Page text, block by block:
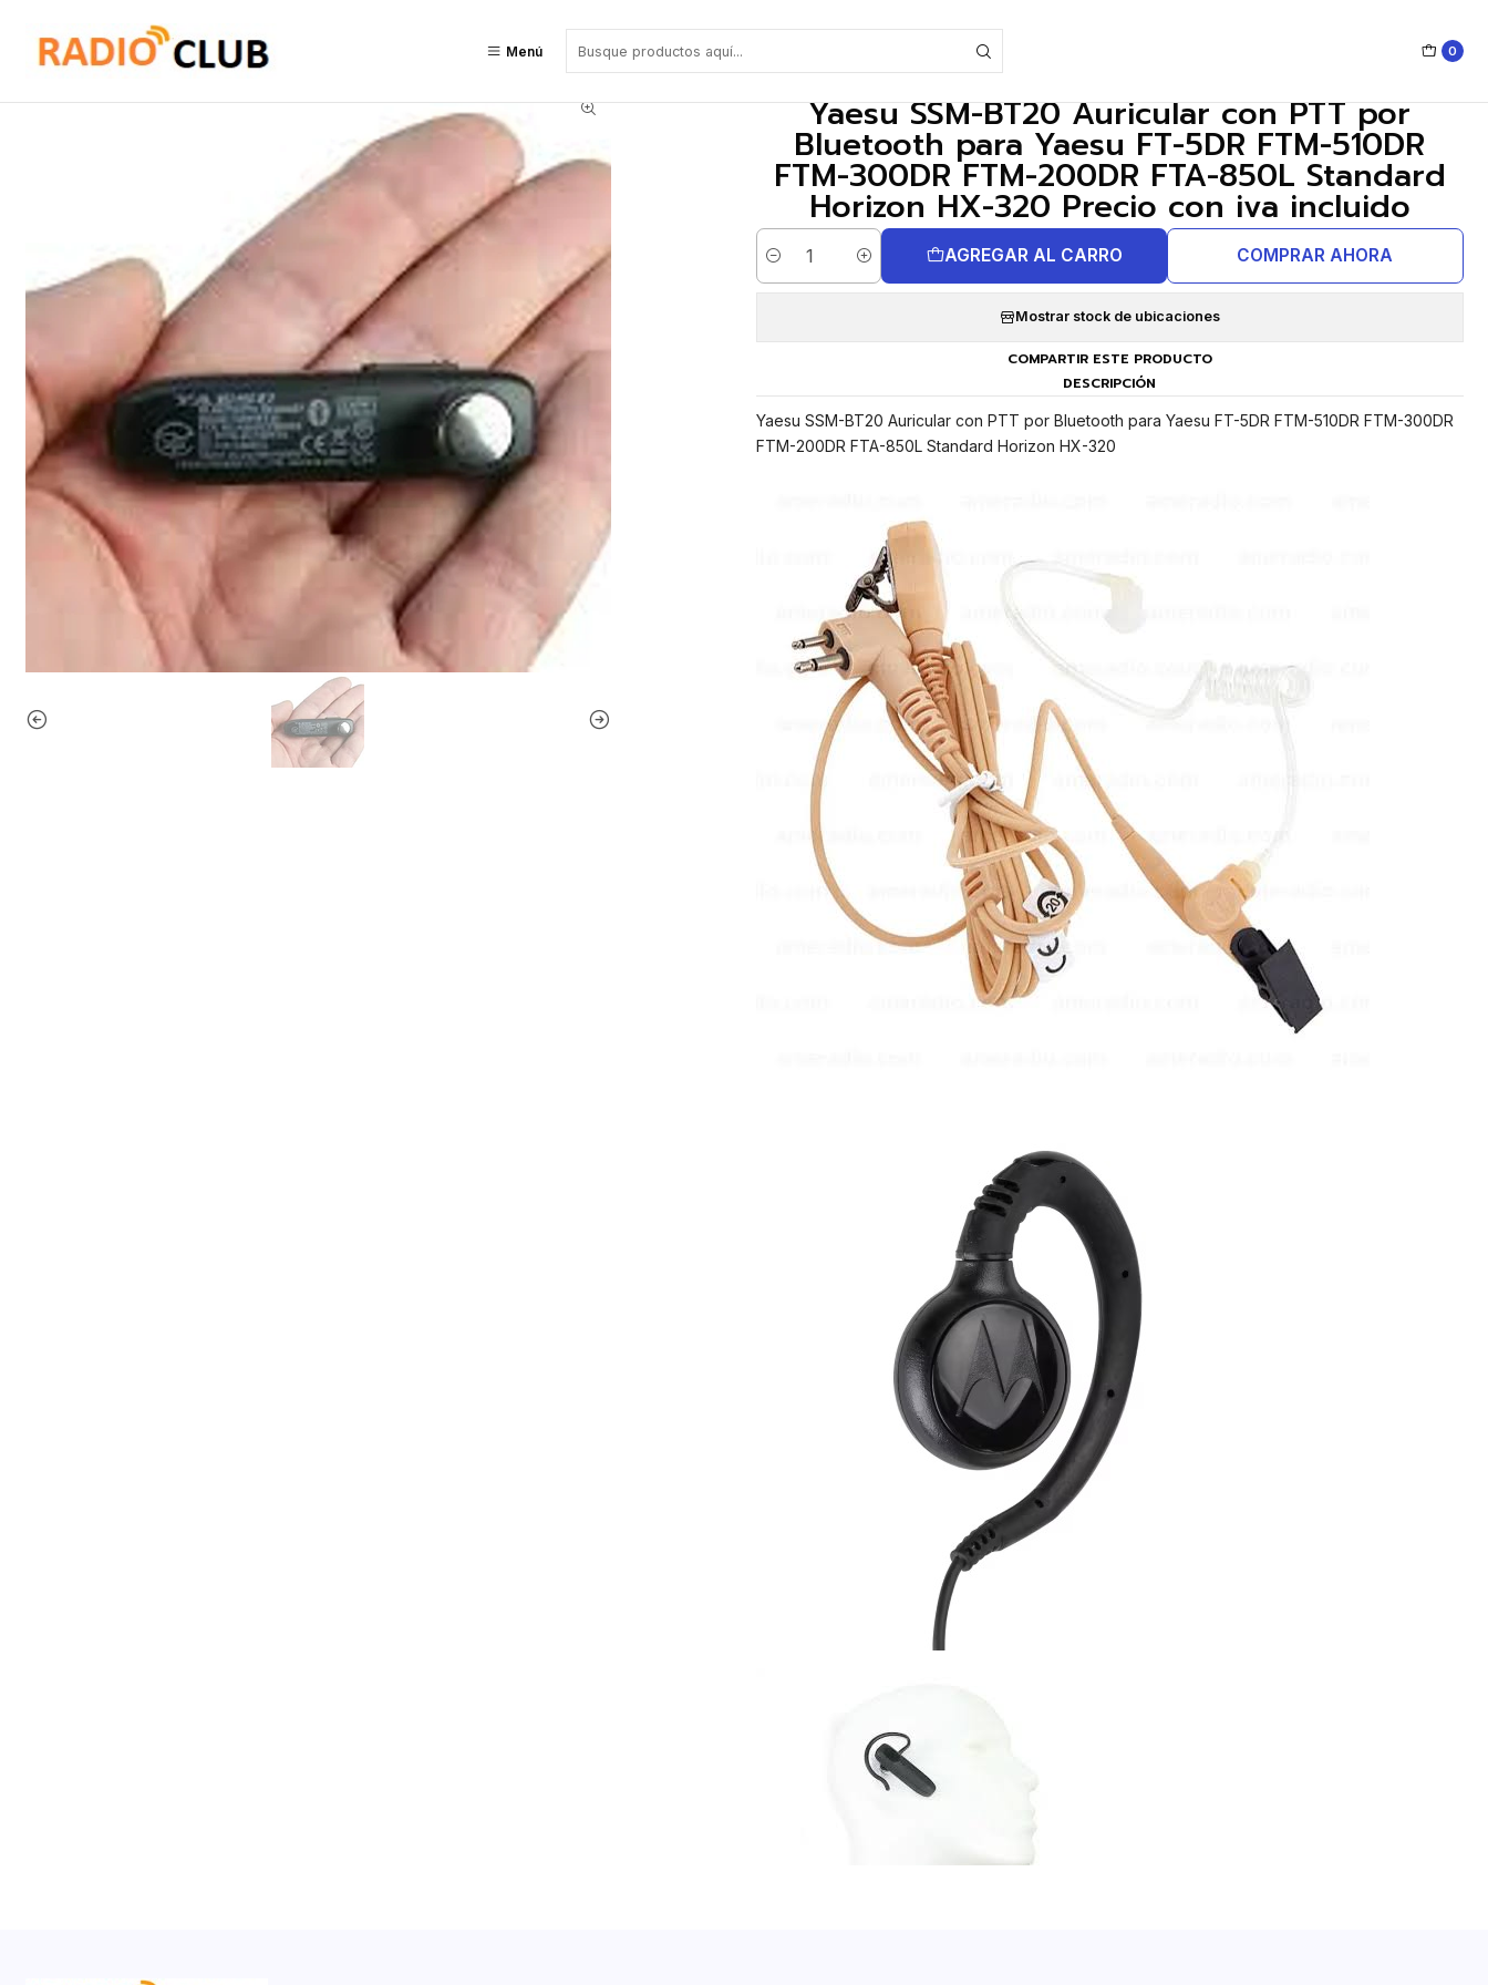
Menú 0
Yaesu SSM-BT20 Auricular con PTT por Bluetooth para Yaesu FT-5DR FTM-510DR FTM-300DR FTM-200DR FTA-850L Standard Horizon HX-320 Precio con iva incluido
Yaesu SSM-BT20 Auricular con PTT por
Bluetooth para Yaesu FT-5DR FTM-510DR
FTM-300DR FTM-200DR FTA-850L Standard
Horizon HX-320 Precio con iva incluido
Cantidad
AGREGAR AL CARRO COMPRAR AHORA
Mostrar stock de ubicaciones
COMPARTIR ESTE PRODUCTO
DESCRIPCIÓN
Yaesu SSM-BT20 Auricular con PTT por Bluetooth para Yaesu FT-5DR FTM-510DR FTM-300DR
FTM-200DR FTA-850L Standard Horizon HX-320